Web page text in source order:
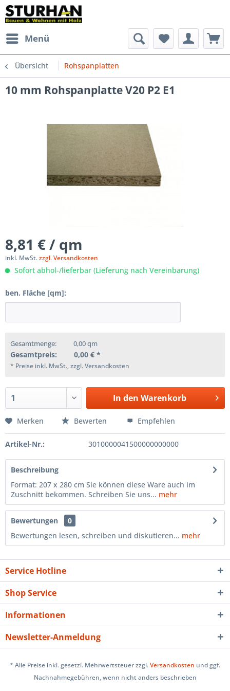
Menü
Übersicht Rohspanplatten
10 mm Rohspanplatte V20 P2 E1
8,81 € / qm
inkl. MwSt.zzgl. Versandkosten
Sofort abhol-/lieferbar (Lieferung nach Vereinbarung)
ben. Fläche [qm]:
Gesamtmenge: 0,00qm
Gesamtpreis: 0,00 € *
* Preise inkl. MwSt., zzgl. Versandkosten
In den Warenkorb
Merken Bewerten Empfehlen
Artikel-Nr.: 3010000041500000000000
Beschreibung
Format: 207 x 280 cm Sie können diese Ware auch im
Zuschnitt bekommen. Schreiben Sie uns... mehr
Bewertungen
0
Bewertungen lesen, schreiben und diskutieren... mehr
Service Hotline
Shop Service
Informationen
Newsletter-Anmeldung
* Alle Preise inkl. gesetzl. Mehrwertsteuer zzgl.Versandkosten und ggf.
Nachnahmegebühren, wenn nicht anders beschrieben